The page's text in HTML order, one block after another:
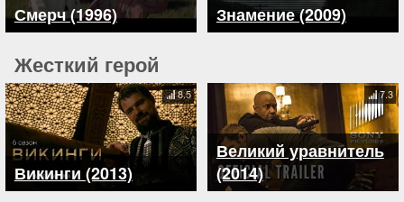
Смерч (1996) Знамение (2009)
Жесткий герой
Викинги (2013)
8.5
Великий уравнитель
(2014)
7.3